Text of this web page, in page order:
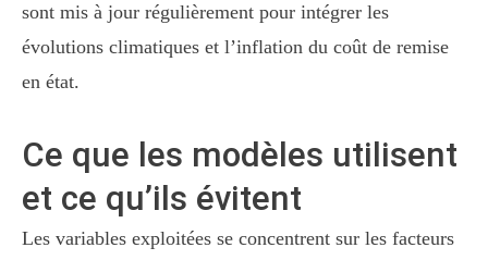
sont mis à jour régulièrement pour intégrer les
évolutions climatiques et l’inflation du coût de remise
en état.
Ce que les modèles utilisent
et ce qu’ils évitent
Les variables exploitées se concentrent sur les facteurs